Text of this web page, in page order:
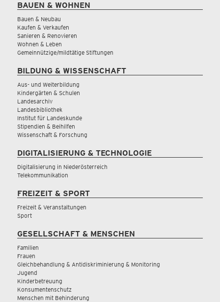
BAUEN & WOHNEN
Bauen & Neubau
Kaufen & Verkaufen
Sanieren & Renovieren
Wohnen & Leben
Gemeinnützige/mildtätige Stiftungen
BILDUNG & WISSENSCHAFT
Aus- und Weiterbildung
Kindergärten & Schulen
Landesarchiv
Landesbibliothek
Institut für Landeskunde
Stipendien & Beihilfen
Wissenschaft & Forschung
DIGITALISIERUNG & TECHNOLOGIE
Digitalisierung in Niederösterreich
Telekommunikation
FREIZEIT & SPORT
Freizeit & Veranstaltungen
Sport
GESELLSCHAFT & MENSCHEN
Familien
Frauen
Gleichbehandlung & Antidiskriminierung & Monitoring
Jugend
Kinderbetreuung
Konsumentenschutz
Menschen mit Behinderung